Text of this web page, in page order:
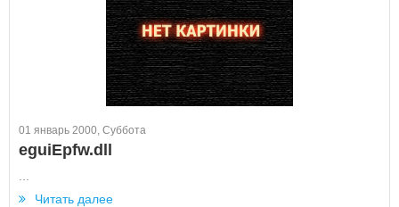
01 январь 2000, Суббота
eguiEpfw.dll
Читать далее